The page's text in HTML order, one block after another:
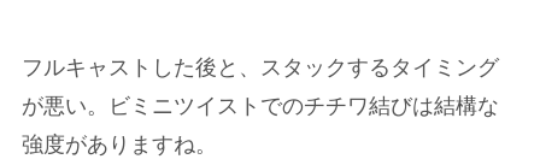
フルキャストした後と、スタックするタイミング
が悪い。ビミニツイストでのチチワ結びは結構な
強度がありますね。